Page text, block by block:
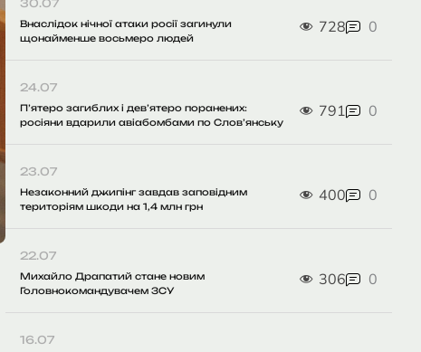
Внаслідок нічної атаки росії загинули
щонайменше восьмеро людей
30.07
728 0
П’ятеро загиблих і дев’ятеро поранених:
росіяни вдарили авіабомбами по Слов’янську
24.07
791 0
Незаконний джипінг завдав заповідним
територіям шкоди на 1,4 млн грн
23.07
400 0
Михайло Драпатий стане новим
Головнокомандувачем ЗСУ
22.07
306 0
16.07